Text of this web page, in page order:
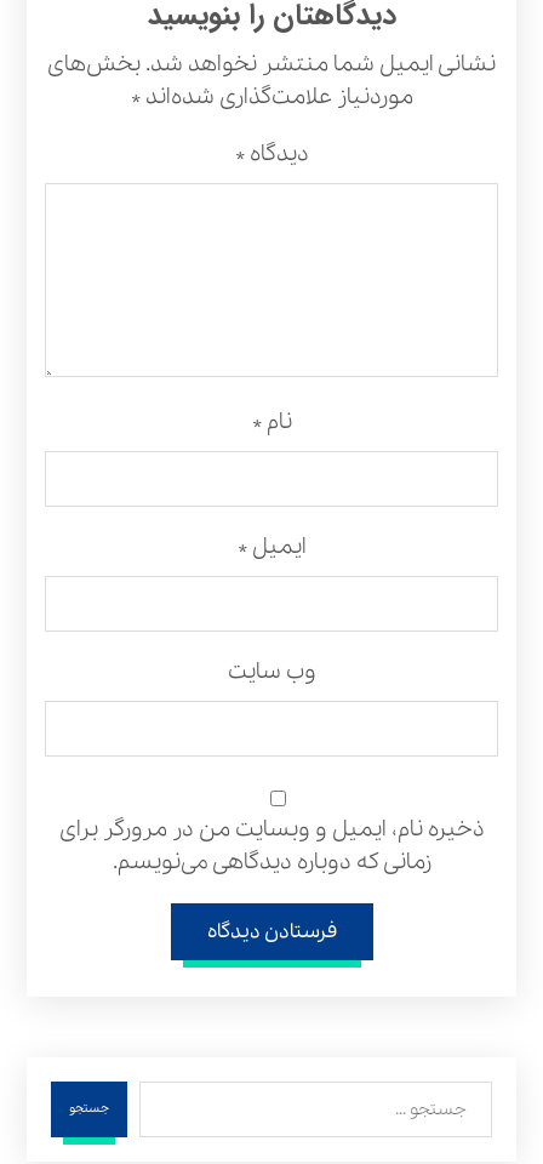
دیدگاهتان را بنویسید
نشانی ایمیل شما منتشر نخواهد شد.بخش‌های
موردنیاز علامت‌گذاری شده‌اند*
دیدگاه*
نام*
ایمیل*
وب‌ سایت
ذخیره نام، ایمیل و وبسایت من در مرورگر برای
زمانی که دوباره دیدگاهی می‌نویسم.
فرستادن دیدگاه
جستجو